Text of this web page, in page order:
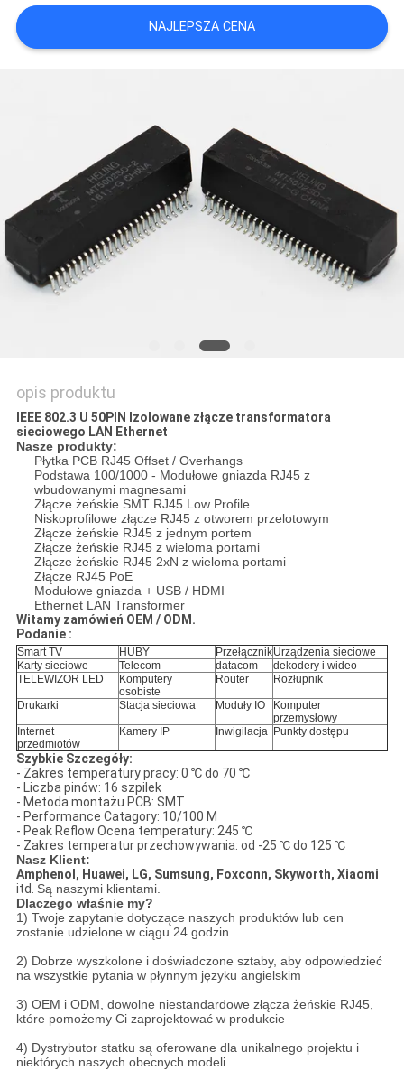
SITEMAP
NAJLEPSZA CENA
opis produktu
IEEE 802.3 U 50PIN Izolowane złącze transformatora
sieciowego LAN Ethernet
Nasze produkty:
Płytka PCB RJ45 Offset / Overhangs
Podstawa 100/1000 - Modułowe gniazda RJ45 z
wbudowanymi magnesami
Złącze żeńskie SMT RJ45 Low Profile
Niskoprofilowe złącze RJ45 z otworem przelotowym
Złącze żeńskie RJ45 z jednym portem
Złącze żeńskie RJ45 z wieloma portami
Złącze żeńskie RJ45 2xN z wieloma portami
Złącze RJ45 PoE
Modułowe gniazda + USB / HDMI
Ethernet LAN Transformer
Witamy zamówień OEM / ODM.
Podanie :
Smart TV HUBY PrzełącznikUrządzenia sieciowe
Karty sieciowe
Telecom datacom
dekodery i wideo
TELEWIZOR LED
Komputery
osobiste
Router Rozłupnik
Drukarki Stacja sieciowa Moduły IO
Komputer
przemysłowy
Internet
przedmiotów
Kamery IP Inwigilacja Punkty dostępu
Szybkie Szczegóły:
- Zakres temperatury pracy: 0 ℃ do 70 ℃
- Liczba pinów: 16 szpilek
- Metoda montażu PCB: SMT
- Performance Catagory: 10/100 M
- Peak Reflow Ocena temperatury: 245 ℃
- Zakres temperatur przechowywania: od -25 ℃ do 125 ℃
Nasz Klient:
Amphenol, Huawei, LG, Sumsung, Foxconn, Skyworth, Xiaomi
itd. Są naszymi klientami.
Dlaczego właśnie my?
1) Twoje zapytanie dotyczące naszych produktów lub cen
zostanie udzielone w ciągu 24 godzin.
2) Dobrze wyszkolone i doświadczone sztaby, aby odpowiedzieć
na wszystkie pytania w płynnym języku angielskim
3) OEM i ODM, dowolne niestandardowe złącza żeńskie RJ45,
które pomożemy Ci zaprojektować w produkcie
4) Dystrybutor statku są oferowane dla unikalnego projektu i
niektórych naszych obecnych modeli